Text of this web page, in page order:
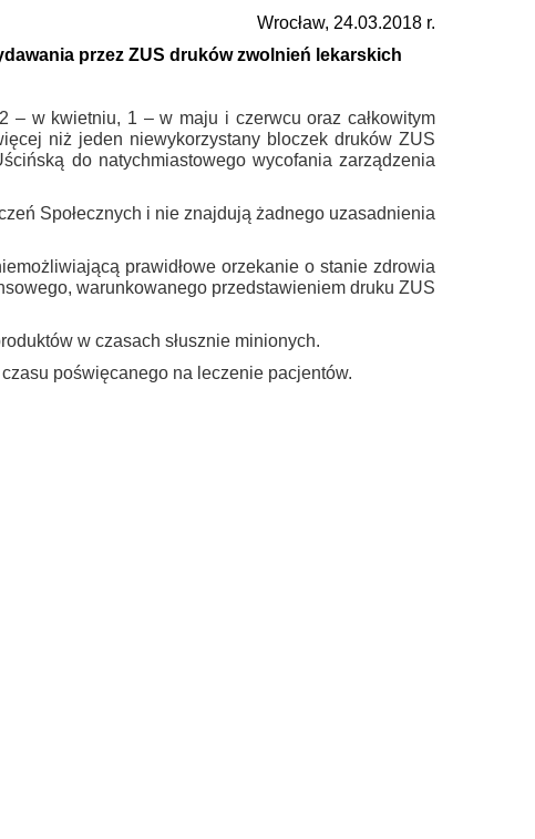
Wrocław, 24.03.2018 r.
przez ZUS druków zwolnień lekarskich
w kwietniu, 1 – w maju i czerwcu oraz całkowitym
niż jeden niewykorzystany bloczek druków ZUS
do natychmiastowego wycofania zarządzenia
Społecznych i nie znajdują żadnego uzasadnienia
prawidłowe orzekanie o stanie zdrowia
warunkowanego przedstawieniem druku ZUS
w czasach słusznie minionych.
poświęcanego na leczenie pacjentów.